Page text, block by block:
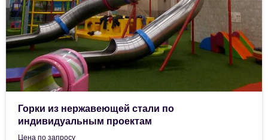
Горки из нержавеющей стали по
индивидуальным проектам
Цена по запросу